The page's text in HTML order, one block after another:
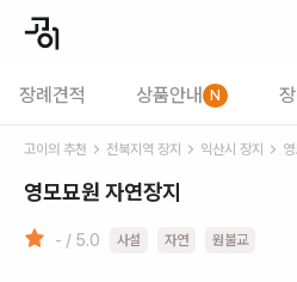
장례견적 상품안내 N
고이의 추천 전북지역 장지 익산시 장지
영모묘원 자연장지
- / 5.0 사설 자연 원불교